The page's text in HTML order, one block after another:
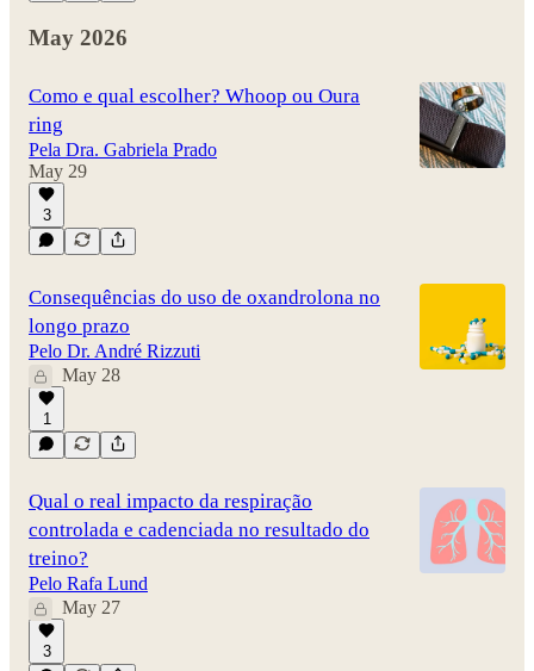
May 2026
Como e qual escolher? Whoop ou Oura
ring
Pela Dra. Gabriela Prado
May 29
3
Consequências do uso de oxandrolona no
longo prazo
Pelo Dr. André Rizzuti
May 28
1
Qual o real impacto da respiração
controlada e cadenciada no resultado do
treino?
Pelo Rafa Lund
May 27
3